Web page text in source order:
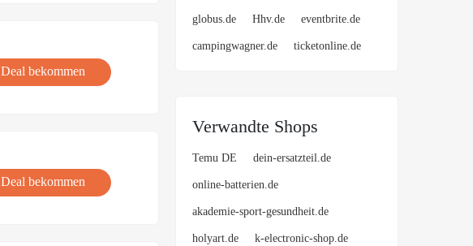
Deal bekommen
Deal bekommen
globus.de Hhv.de eventbrite.de
campingwagner.de ticketonline.de
Verwandte Shops
Temu DE dein-ersatzteil.de
online-batterien.de
akademie-sport-gesundheit.de
holyart.de k-electronic-shop.de